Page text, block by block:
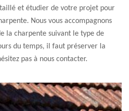
et étudier de votre projet pour
Nous vous accompagnons
la charpente suivant le type de
du temps, il faut préserver la
pas à nous contacter.